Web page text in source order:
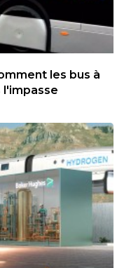
les bus à
l'impasse